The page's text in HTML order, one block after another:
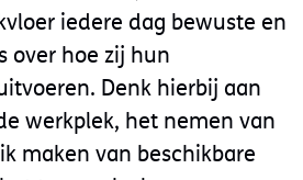
iedere dag bewuste en
over hoe zij hun
Denk hierbij aan
werkplek, het nemen van
maken van beschikbare